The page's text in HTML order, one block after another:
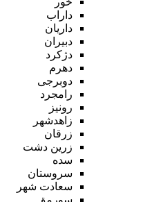
داراب
داریان
دبیران
دژکرد
دهرم
دوبرجی
رامجرد
رونیز
زاهدشهر
زرقان
زرین دشت
سده
سروستان
سعادت شهر
سورمق